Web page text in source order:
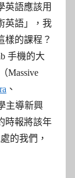
英語應該用
英語」，我
樣的課程？
手機的大
Massive
、
主導新興
時報將該年
的我們，